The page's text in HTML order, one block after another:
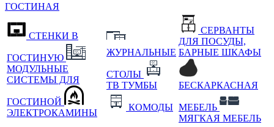
ГОСТИНАЯ
СТЕНКИ В
ГОСТИНУЮ
МОДУЛЬНЫЕ
СИСТЕМЫ ДЛЯ
ГОСТИНОЙ
ЭЛЕКТРОКАМИНЫ
ЖУРНАЛЬНЫЕ
СТОЛЫ
ТВ ТУМБЫ
КОМОДЫ
СЕРВАНТЫ
ДЛЯ ПОСУДЫ,
БАРНЫЕ ШКАФЫ
БЕСКАРКАСНАЯ
МЕБЕЛЬ
МЯГКАЯ МЕБЕЛЬ